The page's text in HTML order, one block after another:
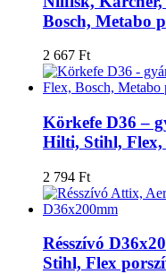
Bosch, Metabo
2 667 Ft
Körkefe D36 –
Hilti, Stihl, Flex,
2 794 Ft
Résszívó
Stihl, Flex